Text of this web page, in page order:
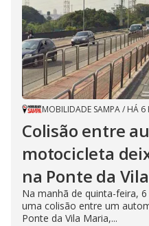
MOBILIDADE SAMPA/ HÁ 6
Colisão entre
motocicleta
na Ponte da
Na manhã de quinta-feira,
uma colisão entre um
Ponte da Vila Maria,...